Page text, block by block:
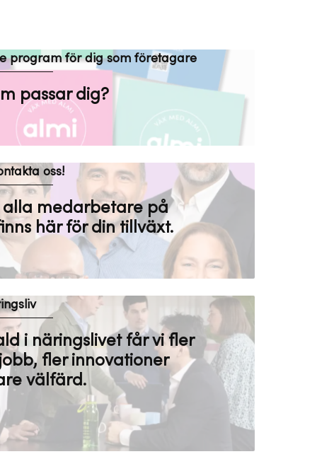
program för dig som företagare
passar dig?
oss!
alla medarbetare på
här för din tillväxt.
i näringslivet får vi fler
fler innovationer
välfärd.